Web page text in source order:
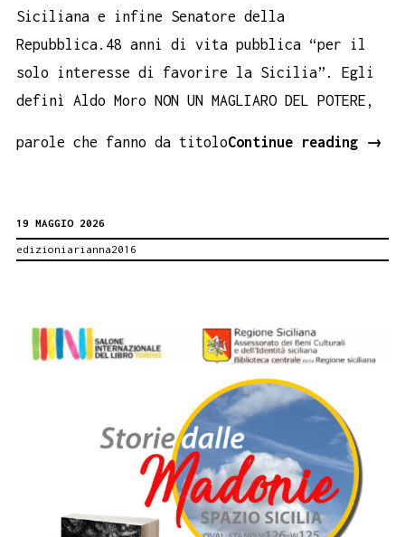
Siciliana e infine Senatore della
Repubblica.48 anni di vita pubblica “per il
solo interesse di favorire la Sicilia”. Egli
definì Aldo Moro NON UN MAGLIARO DEL POTERE,
parole che fanno da titoloContinue reading
Per
→
19 MAGGIO 2026
edizioniarianna2016